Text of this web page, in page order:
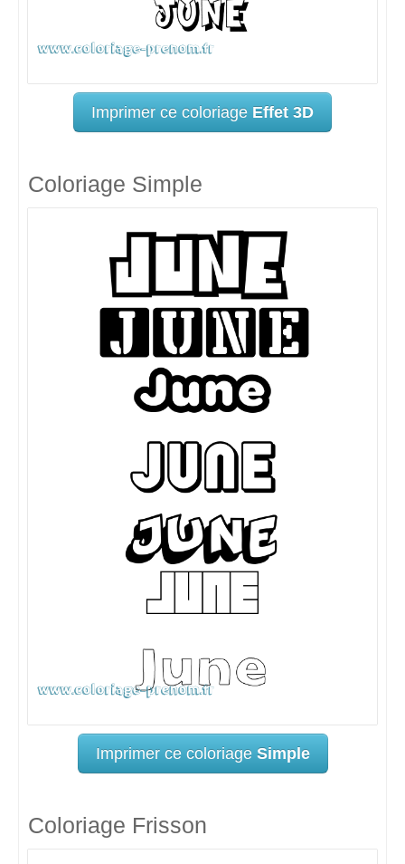
Imprimer ce coloriage Effet 3D
Coloriage Simple
Imprimer ce coloriage Simple
Coloriage Frisson